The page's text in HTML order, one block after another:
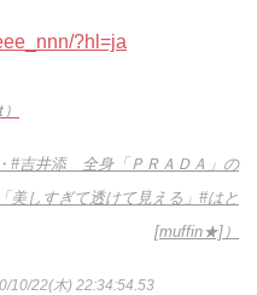
?hl=ja
#吉井添 全身「ＰＲＡＤＡ」の
美しすぎて透けて見える」#はと
[muffin★]）
10/22(木) 22:34:54.53